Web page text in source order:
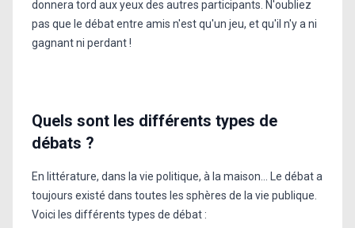
donnera tord aux yeux des autres participants. N'oubliez
pas que le débat entre amis n'est qu'un jeu, et qu'il n'y a ni
gagnant ni perdant !
Quels sont les différents types de
débats ?
En littérature, dans la vie politique, à la maison... Le débat a
toujours existé dans toutes les sphères de la vie publique.
Voici les différents types de débat :